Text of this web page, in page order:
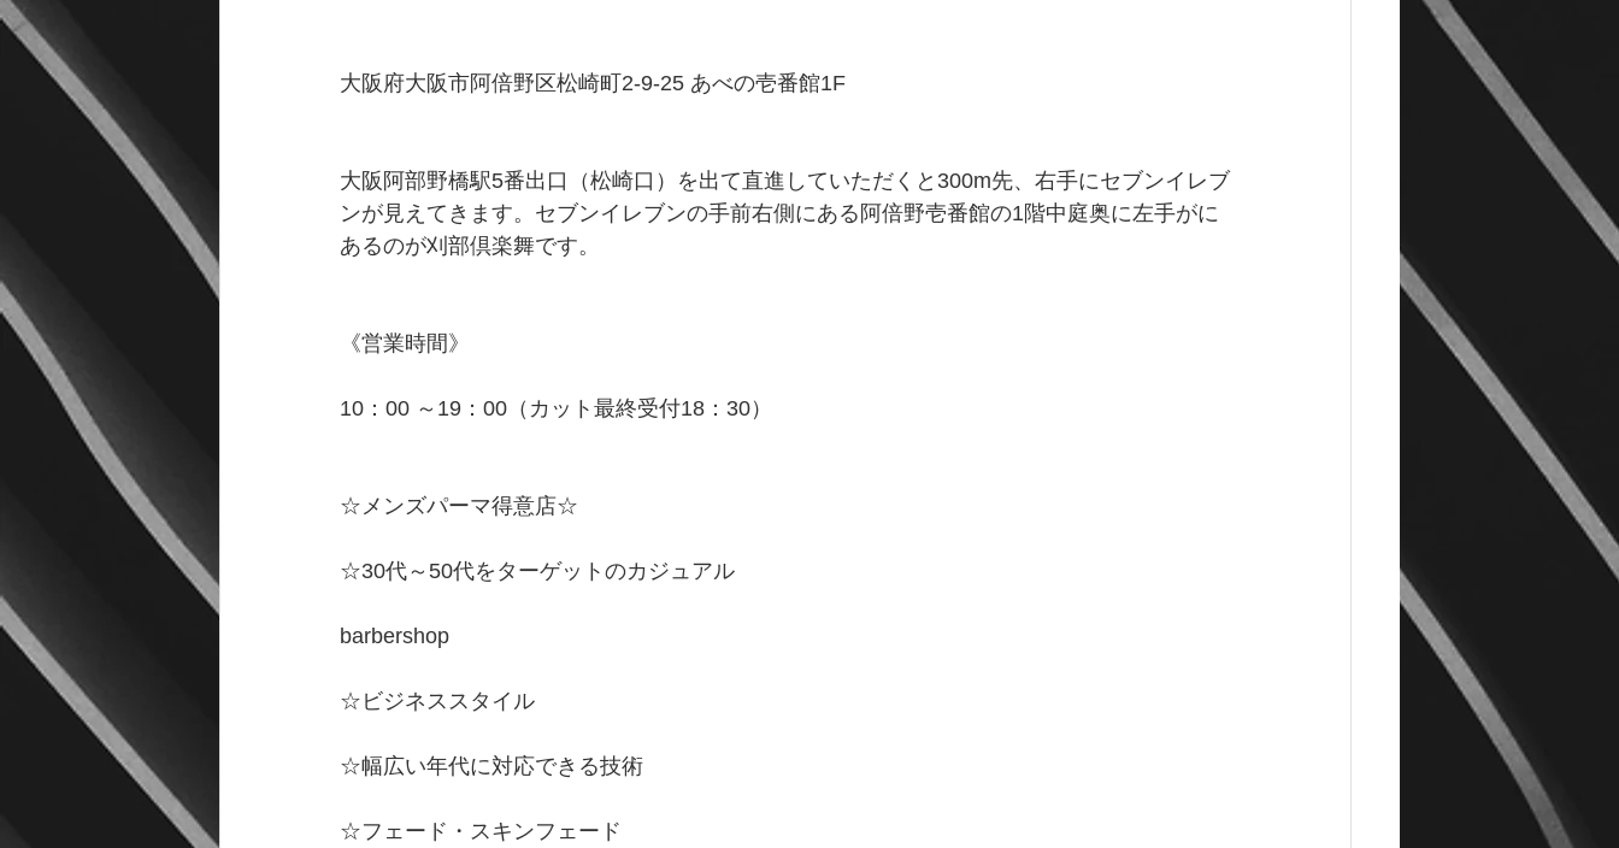
大阪府大阪市阿倍野区松崎町2-9-25 あべの壱番館1F
大阪阿部野橋駅5番出口（松崎口）を出て直進していただくと300m先、右手にセブンイレブ
ンが見えてきます。セブンイレブンの手前右側にある阿倍野壱番館の1階中庭奥に左手がに
あるのが刈部倶楽舞です。
《営業時間》
10：00 ～19：00（カット最終受付18：30）
☆メンズパーマ得意店☆
☆30代～50代をターゲットのカジュアル
barbershop
☆ビジネススタイル
☆幅広い年代に対応できる技術
☆フェード・スキンフェード